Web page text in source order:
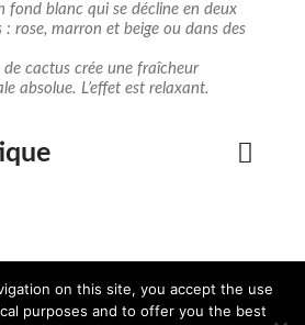
fond blanc qui se décline en deux
: rose, marron et beige ou dans des
de cactus crée une fraîcheur
absolue. L’effet est relaxant.
Téléchargez
la documentation
Demandez
un devis
on this site, you accept the use
purposes and to offer you the best